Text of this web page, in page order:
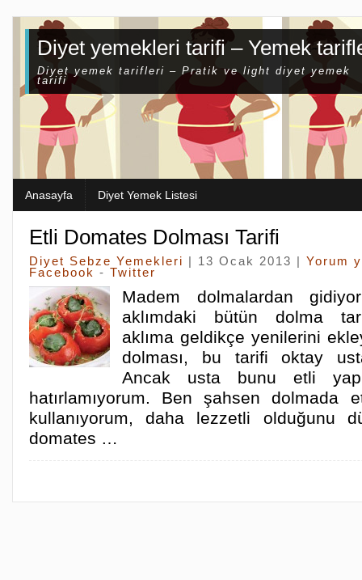
Diyet yemekleri tarifi – Yemek
Diyet yemek tarifleri – Pratik ve light diyet yemek
tarifi
Anasayfa Diyet Yemek Listesi
Etli Domates Dolması Tarifi
Diyet Sebze Yemekleri | 13 Ocak 2013 | Yorum
Facebook - Twitter
Madem dolmalardan
aklımdaki bütün dolma
aklıma geldikçe yenilerini
dolması, bu tarifi oktay
Ancak usta bunu etli
hatırlamıyorum. Ben şahsen dolmada
kullanıyorum, daha lezzetli olduğunu
domates …